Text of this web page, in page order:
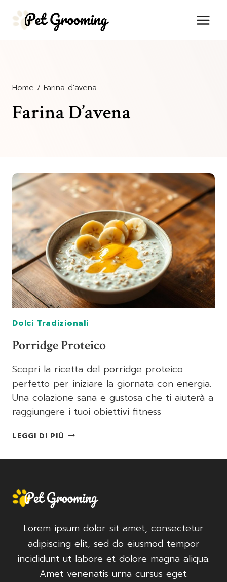
Home / Farina d'avena
Farina D’avena
Dolci Tradizionali
Porridge Proteico
Scopri la ricetta del porridge proteico
perfetto per iniziare la giornata con energia.
Una colazione sana e gustosa che ti aiuterà a
raggiungere i tuoi obiettivi fitness
LEGGI DI PIÙ PORRIDGE
Lorem ipsum dolor sit amet, consectetur
adipiscing elit, sed do eiusmod tempor
incididunt ut labore et dolore magna aliqua.
Amet venenatis urna cursus eget.